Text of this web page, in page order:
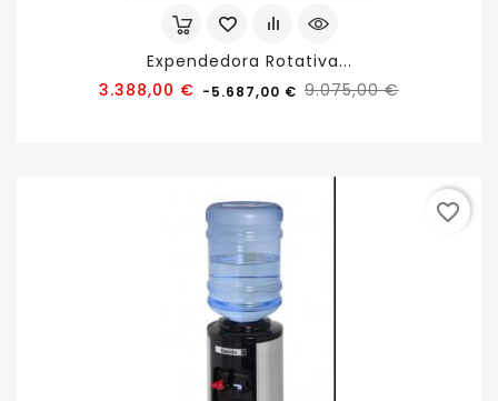
Expendedora Rotativa...
3.388,00 € Precio
-5.687,00 € 9.075,00 €Precio
favorite_border